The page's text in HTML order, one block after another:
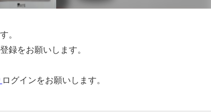
。
録をお願いします。
ログインをお願いします。